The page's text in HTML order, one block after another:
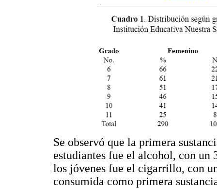
Se observó que la primera
estudiantes fue el alcohol, con un
los jóvenes fue el cigarrillo, con
consumida como primera